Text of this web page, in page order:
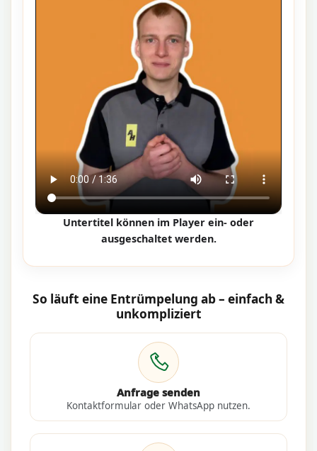
Untertitel können im Player ein- oder
ausgeschaltet werden.
So läuft eine Entrümpelung ab – einfach &
unkompliziert
Anfrage senden
Kontaktformular oder WhatsApp nutzen.